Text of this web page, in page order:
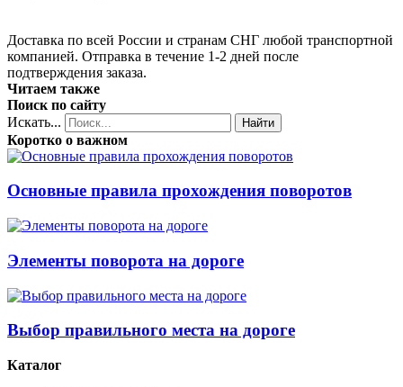
Доставка по всей России и странам СНГ любой транспортной
компанией. Отправка в течение 1-2 дней после
подтверждения заказа.
Читаем также
Поиск по сайту
Искать...
Найти
Коротко о важном
Основные правила прохождения поворотов
Элементы поворота на дороге
Выбор правильного места на дороге
Каталог